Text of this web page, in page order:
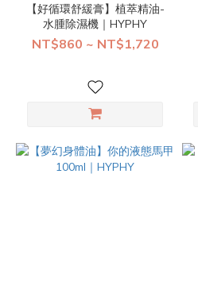
(3)
XS
(NT$)
【好循環舒緩膏】植萃精油-
水腫除濕機｜HYPHY
NT$860 ~ NT$1,720